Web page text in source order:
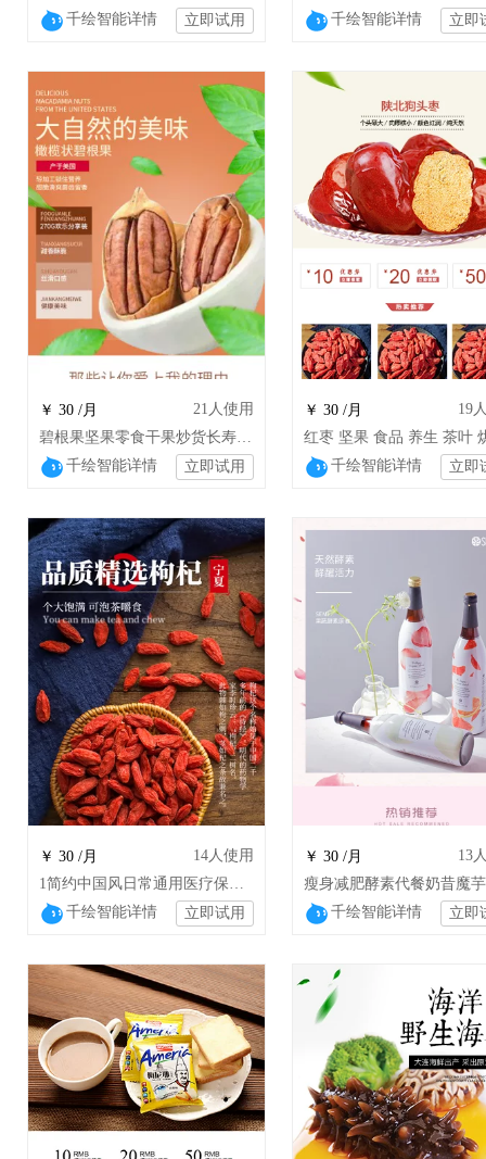
千绘智能详情
立即试用 千绘智能详情 立即
￥ 30 /月 21 人使用
碧根果坚果零食干果炒货长寿果山核桃仁瓜子
千绘智能详情
立即试用
￥ 30 /月 19
千绘智能详情 立即
￥ 30 /月 14人使用
1简约中国风日常通用医疗保健枸杞 wsj
千绘智能详情
立即试用
￥ 30 /月 13
千绘智能详情 立即